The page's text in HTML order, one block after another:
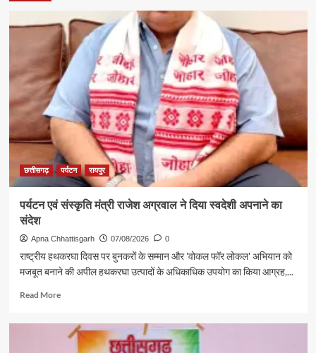
छत्तीसगढ़ पर्यटन रायपुर
पर्यटन एवं संस्कृति मंत्री राजेश अग्रवाल ने दिया स्वदेशी अपनाने का
संदेश
Apna Chhattisgarh 07/08/2026 0
राष्ट्रीय हथकरघा दिवस पर बुनकरों के सम्मान और 'वोकल फॉर लोकल' अभियान को
मजबूत बनाने की अपील हथकरघा उत्पादों के अधिकाधिक उपयोग का किया आग्रह,...
Read MoreRead
पर्यटन